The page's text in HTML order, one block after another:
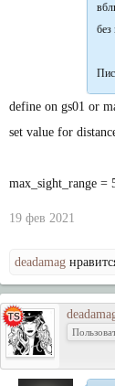
без
define on gs01 or
set value for
max_sight_range =
19 фев 2021
deadamag